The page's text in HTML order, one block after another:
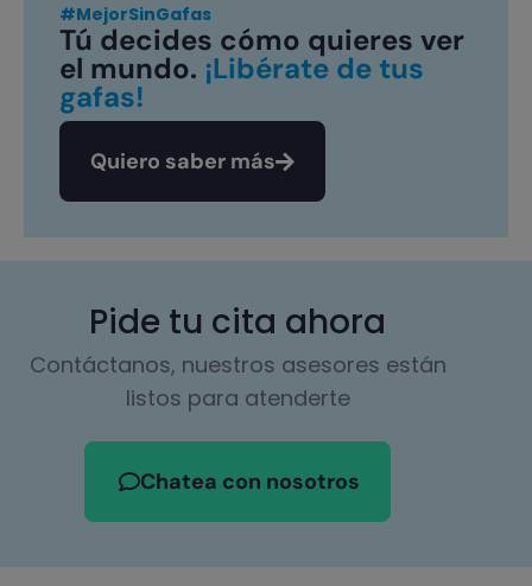
#MejorSinGafas
Tú decides cómo quieres ver
el mundo. ¡Libérate de tus
gafas!
Quiero saber más
Pide tu cita ahora
Contáctanos, nuestros asesores están
listos para atenderte
Chatea con nosotros